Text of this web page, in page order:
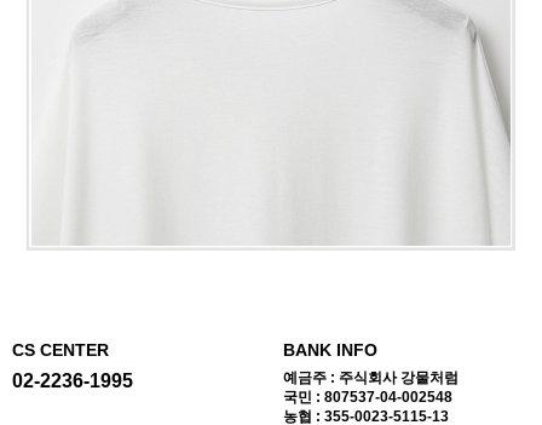
CS CENTER
02-2236-1995
BANK INFO
예금주 : 주식회사 강물처럼
국민 : 807537-04-002548
농협 : 355-0023-5115-13